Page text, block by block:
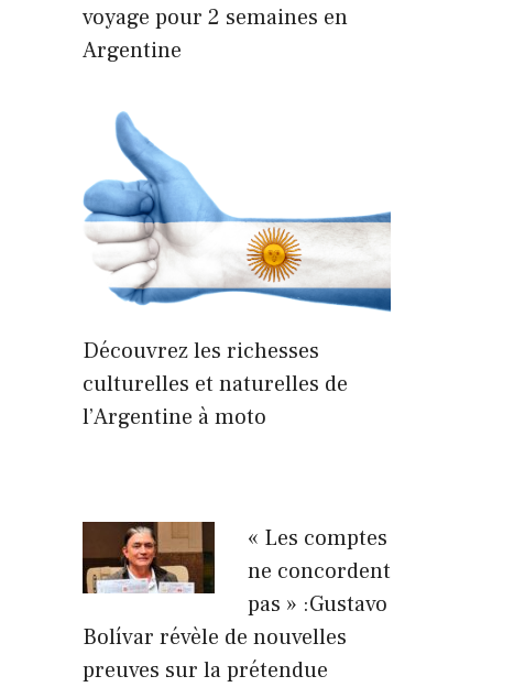
voyage pour 2 semaines en
Argentine
Découvrez les richesses
culturelles et naturelles de
l’Argentine à moto
« Les comptes
ne concordent
pas » :Gustavo
Bolívar révèle de nouvelles
preuves sur la prétendue